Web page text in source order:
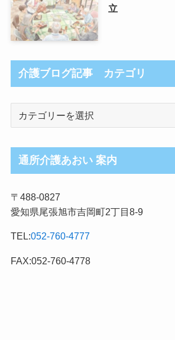
立
介護ブログ記事 カテゴリ
ロ
グ
事
カ
ゴ
リ
通所介護あおい 案内
〒488-0827
愛知県尾張旭市吉岡町2丁目8-9
TEL:052-760-4777
FAX:052-760-4778